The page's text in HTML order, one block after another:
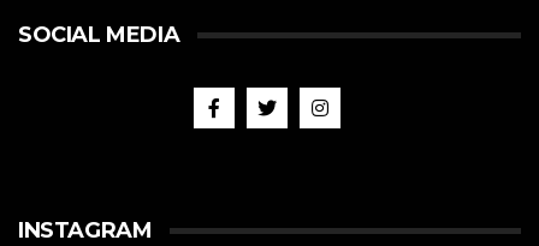
SOCIAL MEDIA
INSTAGRAM